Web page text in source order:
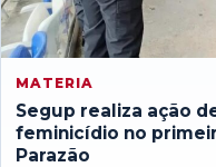
MATERIA
Segup realiza ação
feminicídio no
Parazão